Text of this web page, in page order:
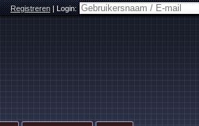
Registreren|Login: